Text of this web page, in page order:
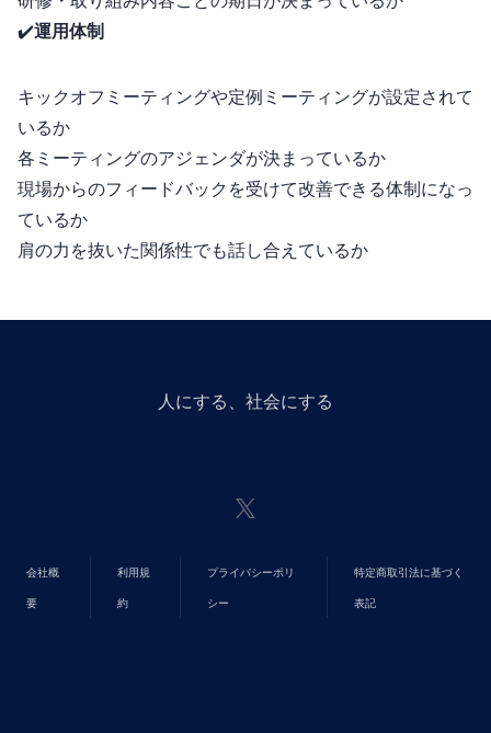
✔️運用体制
キックオフミーティングや定例ミーティングが設定されて
いるか
各ミーティングのアジェンダが決まっているか
現場からのフィードバックを受けて改善できる体制になっ
ているか
肩の力を抜いた関係性でも話し合えているか
人にGiveする、社会にGiveする
会社概
要
利用規
約
プライバシーポリ
シー
特定商取引法に基づく
表記